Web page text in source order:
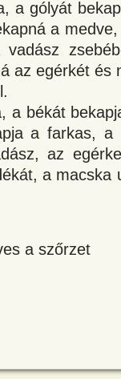
a gólyát
a
az egérkét és
a békát
a farkas, a
az
a macska
a szőrzet